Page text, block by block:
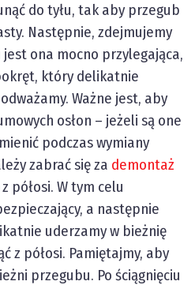
do tyłu, tak aby przegub
Następnie, zdejmujemy
ona mocno przylegająca,
który delikatnie
Ważne jest, aby
osłon – jeżeli są one
podczas wymiany
zabrać się za demontaż
półosi. W tym celu
a następnie
uderzamy w bieżnię
z półosi. Pamiętajmy, aby
przegubu. Po ściągnięciu